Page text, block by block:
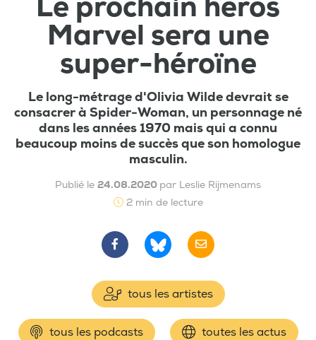
Le prochain héros
Marvel sera une
super-héroïne
Le long-métrage d'Olivia Wilde devrait se
consacrer à Spider-Woman, un personnage né
dans les années 1970 mais qui a connu
beaucoup moins de succès que son homologue
masculin.
Publié le 24.08.2020 par Leslie Rijmenams
2 min de lecture
tous les artistes
tous les podcasts toutes les actus